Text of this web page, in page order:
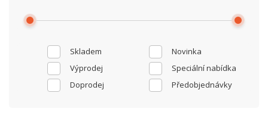
Skladem
Novinka
Výprodej
Speciální nabídka
Doprodej
Předobjednávky